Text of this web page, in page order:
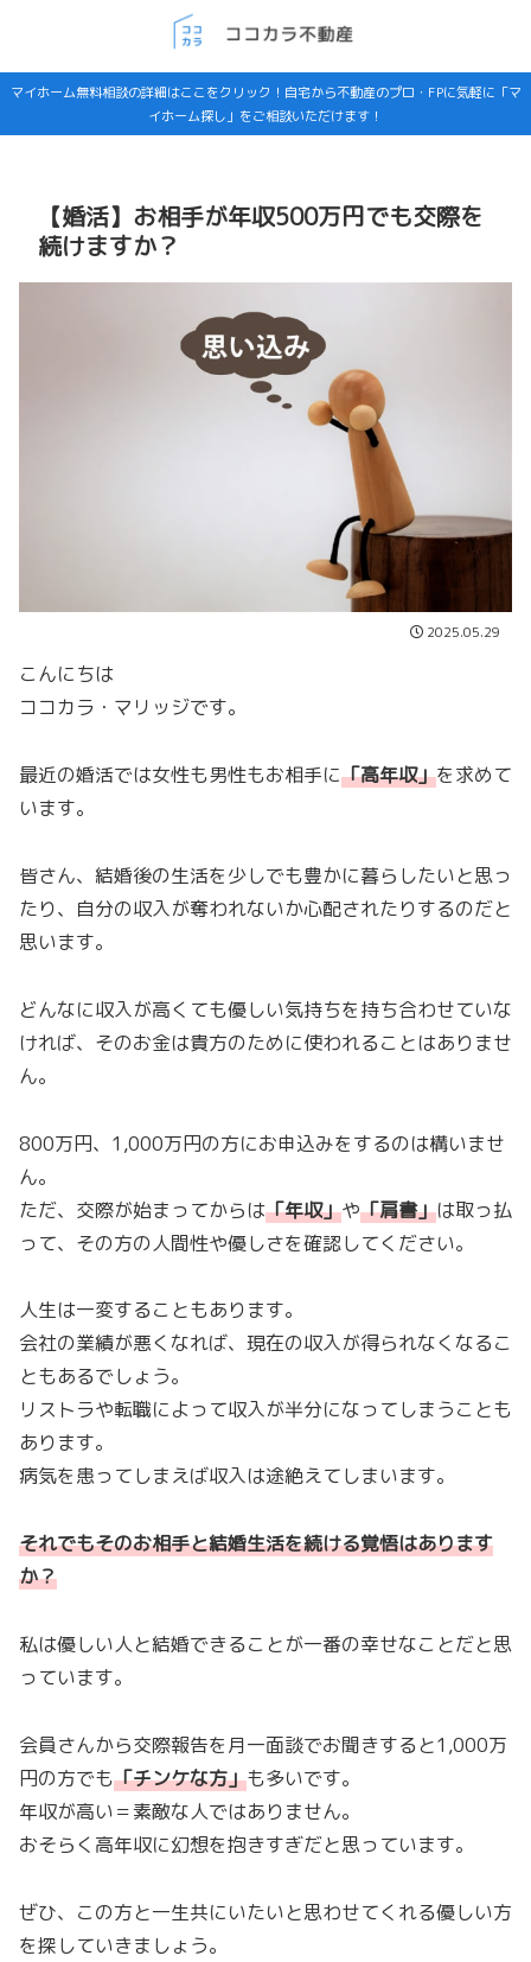
マイホーム無料相談の詳細はここをクリック！自宅から不動産のプロ・FPに気軽に「マ
イホーム探し」をご相談いただけます！
【婚活】お相手が年収500万円でも交際を
続けますか？
2025.05.29
こんにちは
ココカラ・マリッジです。
最近の婚活では女性も男性もお相手に「高年収」を求めて
います。
皆さん、結婚後の生活を少しでも豊かに暮らしたいと思っ
たり、自分の収入が奪われないか心配されたりするのだと
思います。
どんなに収入が高くても優しい気持ちを持ち合わせていな
ければ、そのお金は貴方のために使われることはありませ
ん。
800万円、1,000万円の方にお申込みをするのは構いませ
ん。
ただ、交際が始まってからは「年収」や「肩書」は取っ払
って、その方の人間性や優しさを確認してください。
人生は一変することもあります。
会社の業績が悪くなれば、現在の収入が得られなくなるこ
ともあるでしょう。
リストラや転職によって収入が半分になってしまうことも
あります。
病気を患ってしまえば収入は途絶えてしまいます。
それでもそのお相手と結婚生活を続ける覚悟はあります
か？
私は優しい人と結婚できることが一番の幸せなことだと思
っています。
会員さんから交際報告を月一面談でお聞きすると1,000万
円の方でも「チンケな方」も多いです。
年収が高い＝素敵な人ではありません。
おそらく高年収に幻想を抱きすぎだと思っています。
ぜひ、この方と一生共にいたいと思わせてくれる優しい方
を探していきましょう。